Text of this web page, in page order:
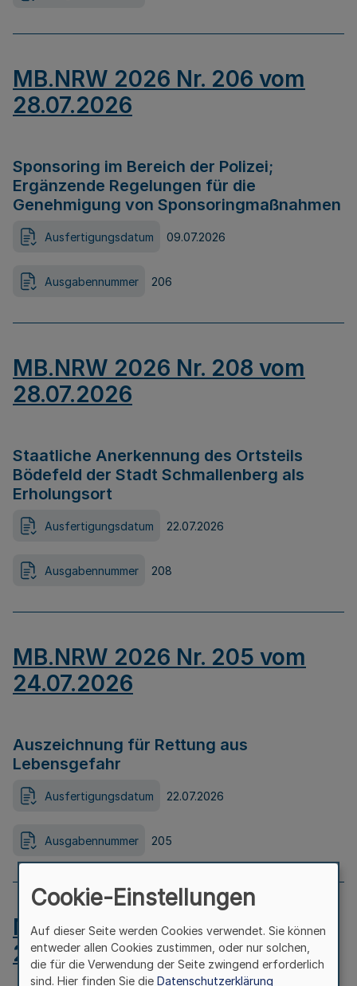
MB.NRW 2026 Nr. 206 vom
28.07.2026
Sponsoring im Bereich der Polizei;
Ergänzende Regelungen für die
Genehmigung von Sponsoringmaßnahmen
Ausfertigungsdatum 09.07.2026
Ausgabennummer 206
MB.NRW 2026 Nr. 208 vom
28.07.2026
Staatliche Anerkennung des Ortsteils
Bödefeld der Stadt Schmallenberg als
Erholungsort
Ausfertigungsdatum 22.07.2026
Ausgabennummer 208
MB.NRW 2026 Nr. 205 vom
24.07.2026
Auszeichnung für Rettung aus
Lebensgefahr
Ausfertigungsdatum 22.07.2026
Ausgabennummer 205
MB.NRW 2026 Nr. 204 vom
24.07.2026
Cookie-Einstellungen
Auf dieser Seite werden Cookies verwendet. Sie können
entweder allen Cookies zustimmen, oder nur solchen,
die für die Verwendung der Seite zwingend erforderlich
sind. Hier finden Sie die Datenschutzerklärung